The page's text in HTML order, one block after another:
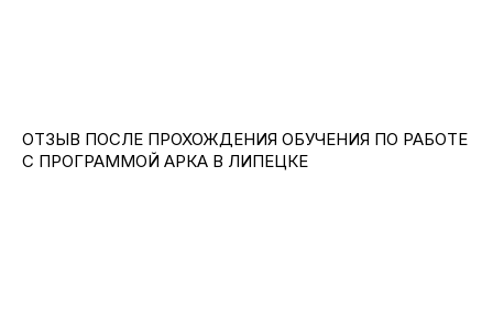
ОТЗЫВ ПОСЛЕ ПРОХОЖДЕНИЯ ОБУЧЕНИЯ ПО РАБОТЕ
С ПРОГРАММОЙ АРКА В ЛИПЕЦКЕ